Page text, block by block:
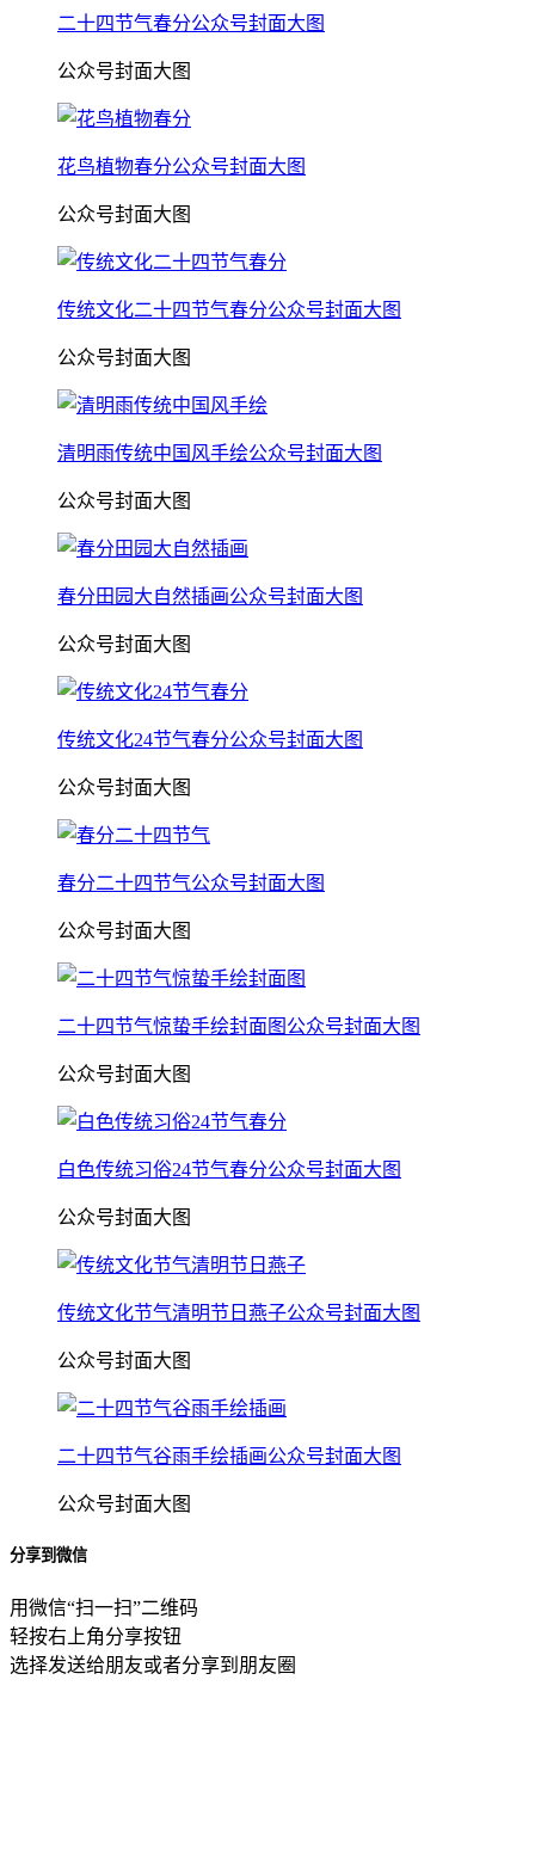
二十四节气春分公众号封面大图
公众号封面大图
花鸟植物春分公众号封面大图
公众号封面大图
传统文化二十四节气春分公众号封面大图
公众号封面大图
清明雨传统中国风手绘公众号封面大图
公众号封面大图
春分田园大自然插画公众号封面大图
公众号封面大图
传统文化24节气春分公众号封面大图
公众号封面大图
春分二十四节气公众号封面大图
公众号封面大图
二十四节气惊蛰手绘封面图公众号封面大图
公众号封面大图
白色传统习俗24节气春分公众号封面大图
公众号封面大图
传统文化节气清明节日燕子公众号封面大图
公众号封面大图
二十四节气谷雨手绘插画公众号封面大图
公众号封面大图
分享到微信
用微信“扫一扫”二维码
轻按右上角分享按钮
选择发送给朋友或者分享到朋友圈